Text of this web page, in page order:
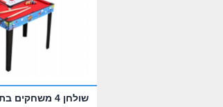
שולחן 4 משחקים בתוך 1 609966